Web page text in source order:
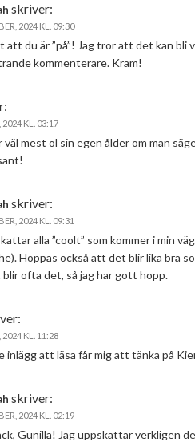
skriver:
2024 KL. 09:30
att du är ”på”! Jag tror att det kan bli
kommenterare. Kram!
2024 KL. 03:17
väl mest ol sin egen ålder om man
skriver:
2024 KL. 09:31
alla ”coolt” som kommer i min
Hoppas också att det blir lika bra
blir ofta det, så jag har gott hopp.
2024 KL. 11:28
inlägg att läsa får mig att tänka på
skriver:
2024 KL. 02:19
Gunilla! Jag uppskattar verkligen